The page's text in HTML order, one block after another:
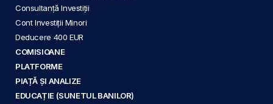
Consultanță Investiții
Cont Investiții Minori
Deducere 400 EUR
COMISIOANE
PLATFORME
PIAȚĂ ȘI ANALIZE
EDUCAȚIE (SUNETUL BANILOR)